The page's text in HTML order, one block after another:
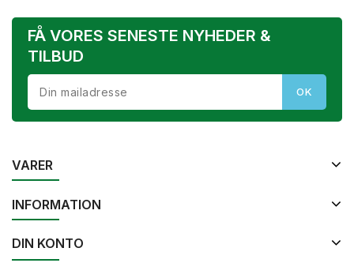
FÅ VORES SENESTE NYHEDER &
TILBUD
VARER
INFORMATION
DIN KONTO